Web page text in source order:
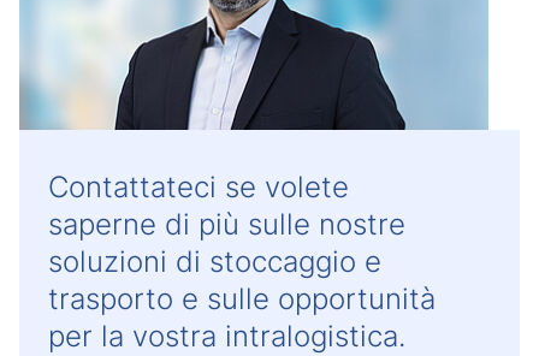
Contattateci se volete
saperne di più sulle nostre
soluzioni di stoccaggio e
trasporto e sulle opportunità
per la vostra intralogistica.